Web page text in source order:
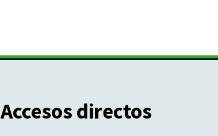
Accesos directos